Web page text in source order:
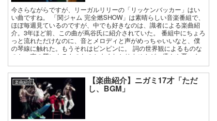
今さらながらですが、リーガルリリーの「リッケンバッカー」はい
い曲ですね。 「関ジャム 完全燃SHOW」は素晴らしい音楽番組で、
ほぼ毎週見ているのですが、中でも好きなのは、識者による楽曲紹
介。3年ほど前、この曲が蔦谷氏に紹介されていた。 番組中にちょろ
っと流れただけなのに、音とメロディと声がめっちゃいいなと、僕
の琴線に触れた。もうそれはビンビンに。 詞の世界観によるものな
のか、声の質によるものなのかよくわかりませんが、儚さや憂いを
楽曲紹介 【楽曲紹介】ニガミ17才「ただ
し、BGM」